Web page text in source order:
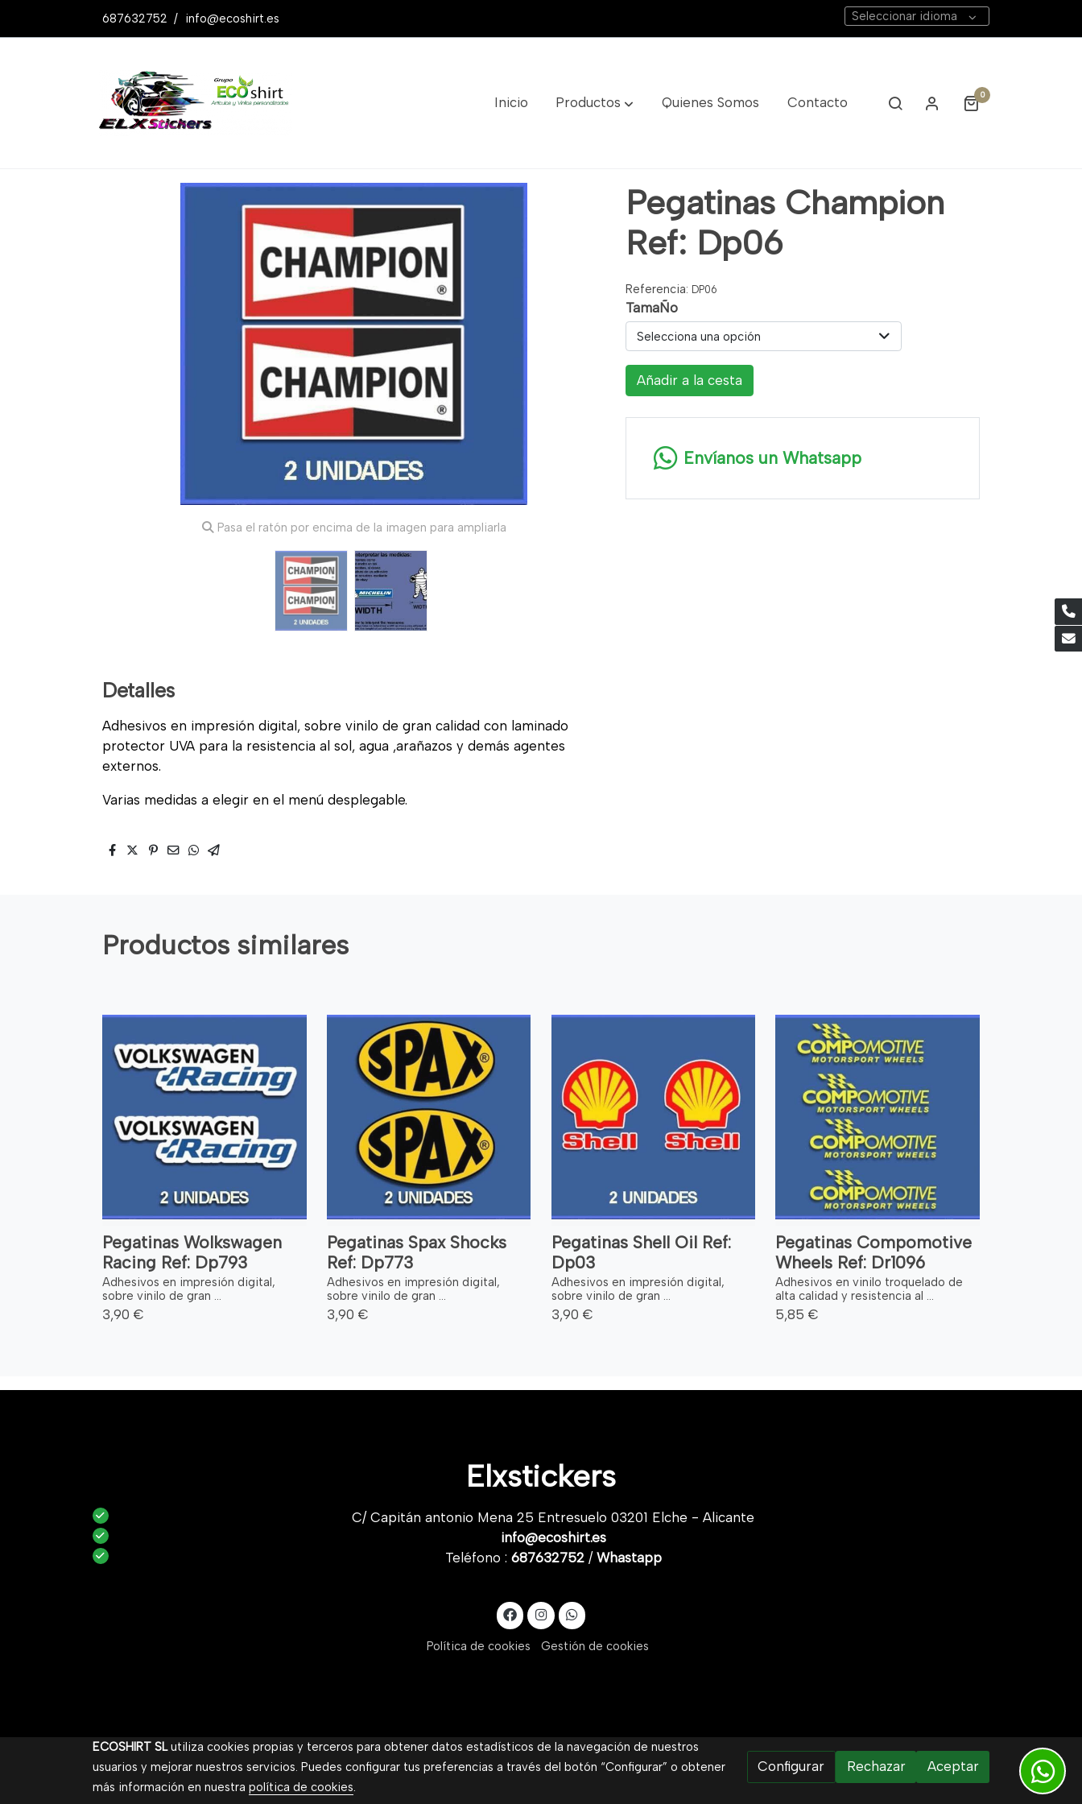
687632752 / info@ecoshirt.es Seleccionar idioma
Inicio Productos Quienes Somos Contacto 0
Productos Pegatinas Champion Ref: Dp06
Pasa el ratón por encima de la imagen para ampliarla
Detalles
Adhesivos en impresión digital, sobre vinilo de gran calidad con laminado
protector UVA para la resistencia al sol, agua ,arañazos y demás agentes
externos.
Varias medidas a elegir en el menú desplegable.
Pegatinas Champion
Ref: Dp06
Referencia: DP06
TamaÑo
Selecciona una opción
Añadir a la cesta
Envíanos un Whatsapp
Productos similares
Pegatinas Wolkswagen
Racing Ref: Dp793
Adhesivos en impresión digital,
sobre vinilo de gran ...
3,90 €
Pegatinas Spax Shocks
Ref: Dp773
Adhesivos en impresión digital,
sobre vinilo de gran ...
3,90 €
Pegatinas Shell Oil Ref:
Dp03
Adhesivos en impresión digital,
sobre vinilo de gran ...
3,90 €
Pegatinas Compomotive
Wheels Ref: Dr1096
Adhesivos en vinilo troquelado de
alta calidad y resistencia al ...
5,85 €
Elxstickers
C/ Capitán antonio Mena 25 Entresuelo 03201 Elche - Alicante
info@ecoshirt.es
Teléfono : 687632752/ Whastapp
Política de cookies Gestión de cookies
ECOSHIRT SLutiliza cookies propias y terceros para obtener datos estadísticos de la navegación de nuestros
usuarios y mejorar nuestros servicios. Puedes configurar tus preferencias a través del botón “Configurar” o obtener
más información en nuestra política de cookies.
Configurar Rechazar Aceptar